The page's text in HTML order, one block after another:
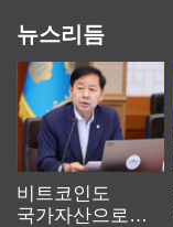
뉴스리듬
비트코인도
국가자산으로…'